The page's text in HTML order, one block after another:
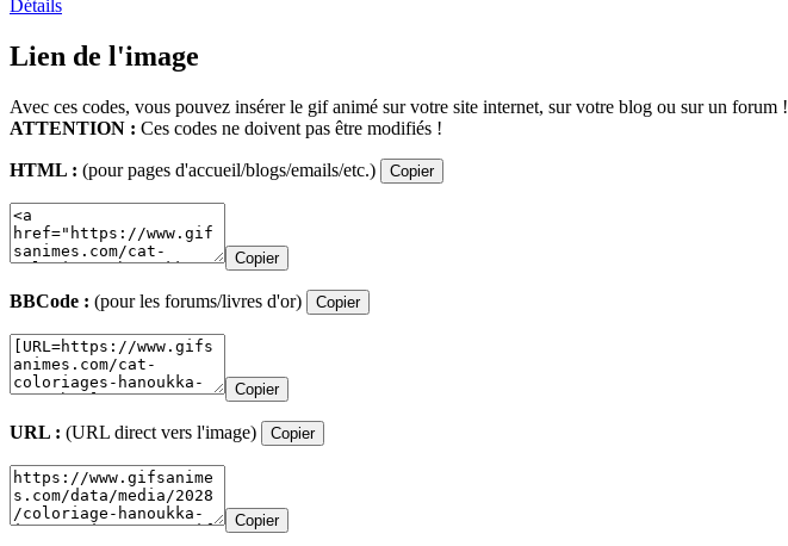
Détails
Lien de l'image
Avec ces codes, vous pouvez insérer le gif animé sur votre site internet, sur votre blog ou sur un forum !
ATTENTION : Ces codes ne doivent pas être modifiés !
HTML : (pour pages d'accueil/blogs/emails/etc.) Copier
Copier
BBCode : (pour les forums/livres d'or) Copier
Copier
URL : (URL direct vers l'image) Copier
Copier